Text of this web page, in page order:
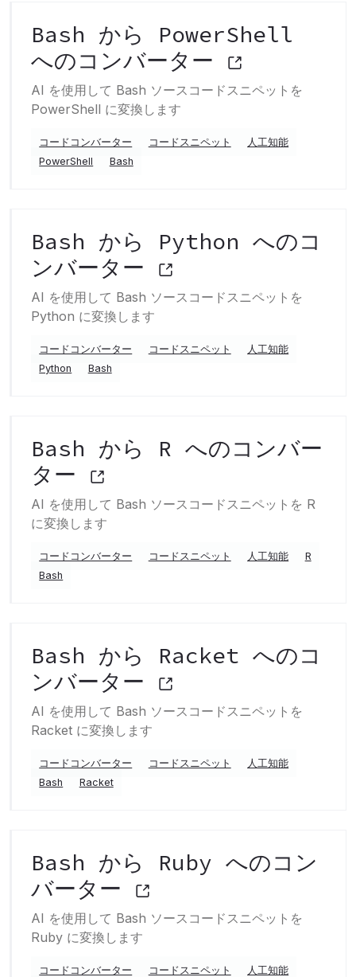
Bash から PowerShell
へのコンバーター
AI を使用して Bash ソースコードスニペットを
PowerShell に変換します
コードコンバーター コードスニペット
人工知能
PowerShell
Bash
Bash から Python へのコ
ンバーター
AI を使用して Bash ソースコードスニペットを
Python に変換します
コードコンバーター コードスニペット
人工知能
Python
Bash
Bash から R へのコンバー
ター
AI を使用して Bash ソースコードスニペットを R
に変換します
コードコンバーター コードスニペット 人工知能
R
Bash
Bash から Racket へのコ
ンバーター
AI を使用して Bash ソースコードスニペットを
Racket に変換します
コードコンバーター コードスニペット
人工知能
Bash
Racket
Bash から Ruby へのコン
バーター
AI を使用して Bash ソースコードスニペットを
Ruby に変換します
コードコンバーター コードスニペット
人工知能